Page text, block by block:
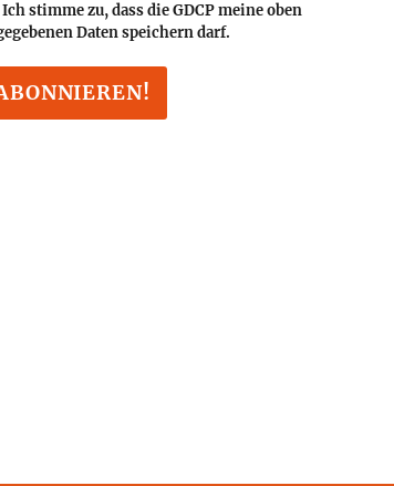
Ich stimme zu, dass die GDCP meine oben
Daten speichern darf.